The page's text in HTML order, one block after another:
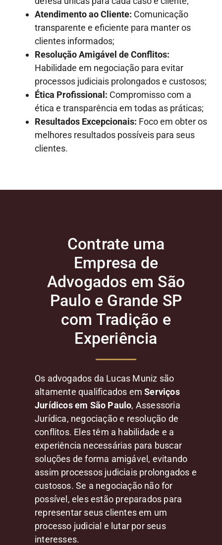
Atendimento ao Cliente: Comunicação
transparente e eficiente para manter os
clientes informados;
Resolução Amigável de Conflitos:
Habilidade em negociação para evitar
processos judiciais prolongados e custosos;
Ética Profissional: Compromisso com a
ética e transparência em todas as práticas;
Resultados Excepcionais: Foco em obter os
melhores resultados possíveis para seus
clientes.
Contrate uma
Empresa de
Advogados em São
Paulo e Grande SP
com Tradição e
Experiência
Os advogados da Lucas Muniz são
altamente qualificados emServiços
Jurídicos em São Paulo, Assessoria
Jurídica, negociação e resolução de
conflitos. Eles têm a habilidade e a
experiência necessárias para buscar
soluções de forma amigável, evitando
assim processos judiciais prolongados e
custosos. Se a negociação não for
possível, eles estão preparados para
representar seus clientes em um
processo judicial e lutar por seus
interesses.